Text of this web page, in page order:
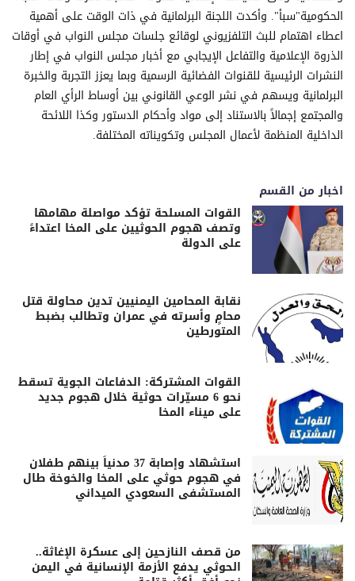
الحكومية"سبأ". وأكدت اللجنة البرلمانية في ذات الوقت على أهمية
اعطاء اهتمام للبث التلفزيوني لوقائع جلسات مجلس النواب في أوقات
الذروة الإعلامية والتفاعل الإيجابي مع أخبار مجلس النواب في إطار
النشرات الرئيسية للقنوات الفضائية الرسمية وبما يعزز التجربة والخبرة
البرلمانية ويسهم في نشر الوعي القانوني بين أوساط الرأي العام
والمجتمع إجمالاً بالاستناد إلى مواد وأحكام الدستور وكذا اللائحة
الداخلية المنظمة لأعمال المجلس وتكويناته المختلفة.
اخبار من القسم
القوات المسلحة تؤكد مواصلة مهامها
وتصف هجوم الحوثيين على المخا اعتداءً
على الدولة
نقابة المحامين اليمنيين تدين محاولة قتل
محامٍ وأسرته في عمران وتطالب بضبط
المتورطين
القوات المشتركة: الدفاعات الجوية تسقط
نحو 6 مسيّرات حوثية خلال هجوم جديد
على ميناء المخا
استشهاد وإصابة 37 مدنياً بينهم طفلان
في هجوم حوثي على المخا والخوخة طال
المستشفى السعودي الميداني
من قصف النازحين إلى عسكرة الإغاثة..
الحوثي يدفع الأزمة الإنسانية في اليمن